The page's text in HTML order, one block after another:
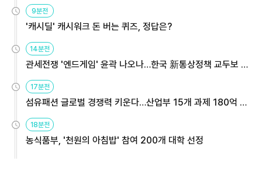
9분전
'캐시딜' 캐시워크 돈 버는 퀴즈, 정답은?
14분전
관세전쟁 '엔드게임' 윤곽 나오나…한국 新통상정책 교두보 활
용해야
17분전
섬유패션 글로벌 경쟁력 키운다…산업부 15개 과제 180억 지
원
18분전
농식품부, '천원의 아침밥' 참여 200개 대학 선정